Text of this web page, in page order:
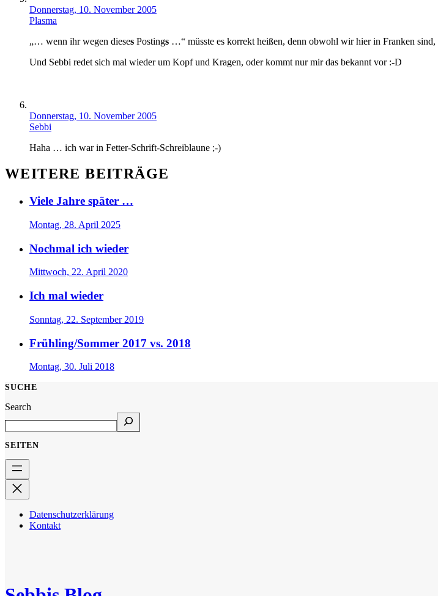
Donnerstag, 10. November 2005
Plasma
„… wenn ihr wegen dieses Postings …“ müsste es korrekt heißen, denn obwohl wir hier in Franken
Und Sebbi redet sich mal wieder um Kopf und Kragen, oder kommt nur mir das bekannt vor :-D
Donnerstag, 10. November 2005
Sebbi
Haha … ich war in Fetter-Schrift-Schreiblaune ;-)
WEITERE BEITRÄGE
Viele Jahre später …
Montag, 28. April 2025
Nochmal ich wieder
Mittwoch, 22. April 2020
Ich mal wieder
Sonntag, 22. September 2019
Frühling/Sommer 2017 vs. 2018
Montag, 30. Juli 2018
SUCHE
Search
SEITEN
Datenschutzerklärung
Kontakt